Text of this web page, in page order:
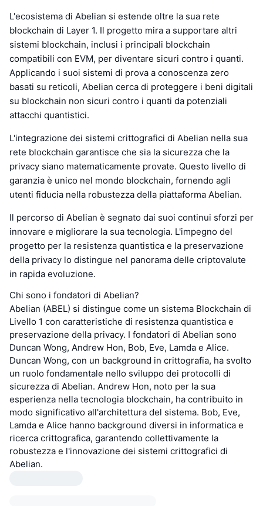
L'ecosistema di Abelian si estende oltre la sua rete
blockchain di Layer 1. Il progetto mira a supportare altri
sistemi blockchain, inclusi i principali blockchain
compatibili con EVM, per diventare sicuri contro i quanti.
Applicando i suoi sistemi di prova a conoscenza zero
basati su reticoli, Abelian cerca di proteggere i beni digitali
su blockchain non sicuri contro i quanti da potenziali
attacchi quantistici.
L'integrazione dei sistemi crittografici di Abelian nella sua
rete blockchain garantisce che sia la sicurezza che la
privacy siano matematicamente provate. Questo livello di
garanzia è unico nel mondo blockchain, fornendo agli
utenti fiducia nella robustezza della piattaforma Abelian.
Il percorso di Abelian è segnato dai suoi continui sforzi per
innovare e migliorare la sua tecnologia. L'impegno del
progetto per la resistenza quantistica e la preservazione
della privacy lo distingue nel panorama delle criptovalute
in rapida evoluzione.
Chi sono i fondatori di Abelian?
Abelian (ABEL) si distingue come un sistema Blockchain di
Livello 1 con caratteristiche di resistenza quantistica e
preservazione della privacy. I fondatori di Abelian sono
Duncan Wong, Andrew Hon, Bob, Eve, Lamda e Alice.
Duncan Wong, con un background in crittografia, ha svolto
un ruolo fondamentale nello sviluppo dei protocolli di
sicurezza di Abelian. Andrew Hon, noto per la sua
esperienza nella tecnologia blockchain, ha contribuito in
modo significativo all'architettura del sistema. Bob, Eve,
Lamda e Alice hanno background diversi in informatica e
ricerca crittografica, garantendo collettivamente la
robustezza e l'innovazione dei sistemi crittografici di
Abelian.